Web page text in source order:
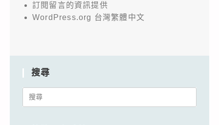
訂閱留言的資訊提供
WordPress.org 台灣繁體中文
搜尋
Search